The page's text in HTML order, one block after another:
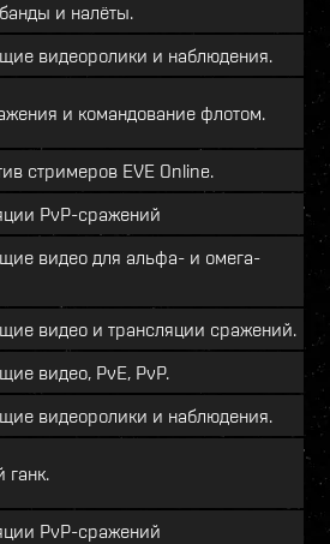
и налёты.
видеоролики и наблюдения.
и командование флотом.
стримеров EVE Online.
PvP-сражений
видео для альфа- и омега-
видео и трансляции сражений.
видео, PvE, PvP.
видеоролики и наблюдения.
ганк.
PvP-сражений